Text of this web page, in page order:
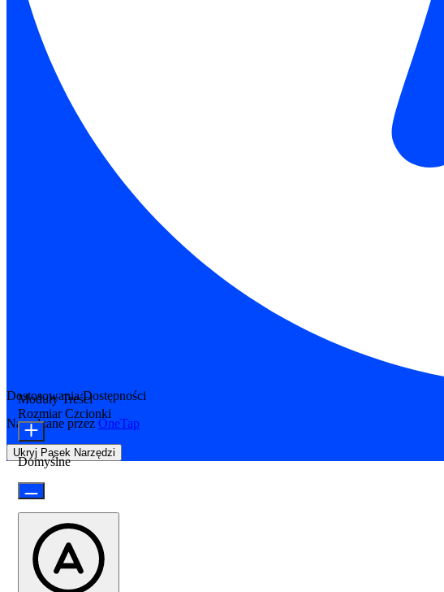
Dostosowania Dostępności
Napędzane przez OneTap
Ukryj Pasek Narzędzi
Moduły Treści
Rozmiar Czcionki
Domyślne